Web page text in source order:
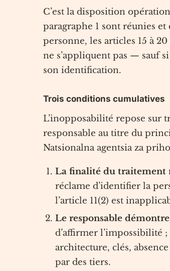
C’est la disposition
paragraphe 1 sont réunies
personne, les articles 15 à
ne s’appliquent pas — sauf
son identification.
Trois conditions cumulatives
L’inopposabilité repose sur
responsable au titre du
Natsionalna agentsia za
La finalité du traitement
réclame d’identifier la
l’article 11(2) est
Le responsable
d’affirmer l’impossibilité
architecture, clés,
par des tiers.